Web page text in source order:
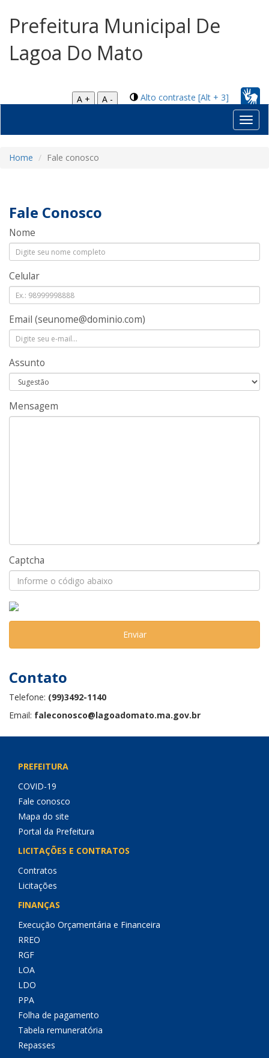
Prefeitura Municipal De
Lagoa Do Mato
Alto contraste [Alt + 3]
A +
A -
Home Fale conosco
Fale Conosco
Nome
Celular
Email (seunome@dominio.com)
Assunto
Mensagem
Captcha
Enviar
Contato
Telefone: (99)3492-1140
Email: faleconosco@lagoadomato.ma.gov.br
PREFEITURA
COVID-19
Fale conosco
Mapa do site
Portal da Prefeitura
LICITAÇÕES E CONTRATOS
Contratos
Licitações
FINANÇAS
Execução Orçamentária e Financeira
RREO
RGF
LOA
LDO
PPA
Folha de pagamento
Tabela remuneratória
Repasses